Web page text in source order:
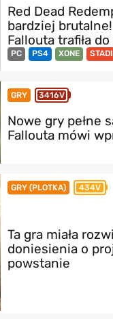
Red Dead
bardziej
Fallouta trafiła
PC PS4 XONE
GRY 3416V
Nowe gry pełne
Fallouta mówi
GRY (PLOTKA) 434V
Ta gra miała
doniesienia o
powstanie